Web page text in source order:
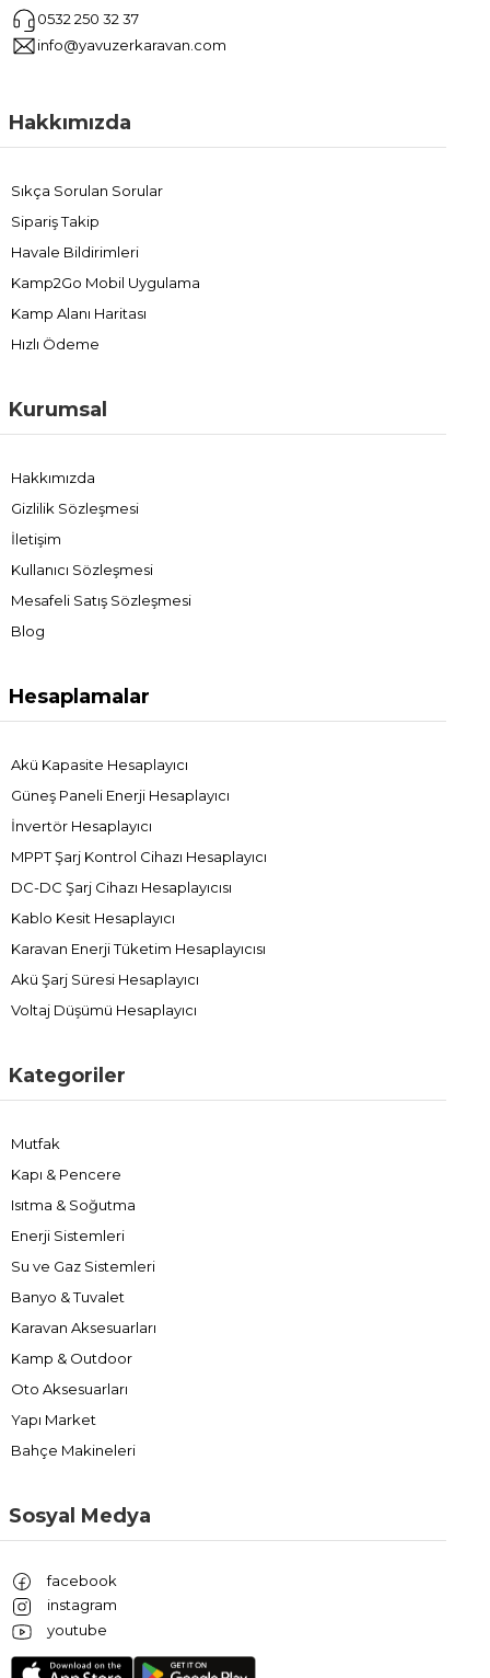
0532 250 32 37
info@yavuzerkaravan.com
Hakkımızda
Sıkça Sorulan Sorular
Sipariş Takip
Havale Bildirimleri
Kamp2Go Mobil Uygulama
Kamp Alanı Haritası
Hızlı Ödeme
Kurumsal
Hakkımızda
Gizlilik Sözleşmesi
İletişim
Kullanıcı Sözleşmesi
Mesafeli Satış Sözleşmesi
Blog
Hesaplamalar
Akü Kapasite Hesaplayıcı
Güneş Paneli Enerji Hesaplayıcı
İnvertör Hesaplayıcı
MPPT Şarj Kontrol Cihazı Hesaplayıcı
DC-DC Şarj Cihazı Hesaplayıcısı
Kablo Kesit Hesaplayıcı
Karavan Enerji Tüketim Hesaplayıcısı
Akü Şarj Süresi Hesaplayıcı
Voltaj Düşümü Hesaplayıcı
Kategoriler
Mutfak
Kapı & Pencere
Isıtma & Soğutma
Enerji Sistemleri
Su ve Gaz Sistemleri
Banyo & Tuvalet
Karavan Aksesuarları
Kamp & Outdoor
Oto Aksesuarları
Yapı Market
Bahçe Makineleri
Sosyal Medya
facebook
instagram
youtube